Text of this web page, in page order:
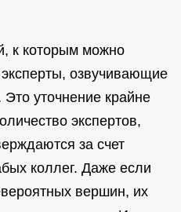
к которым можно
озвучивающие
Это уточнение крайне
экспертов,
за счет
коллег. Даже если
вершин, их